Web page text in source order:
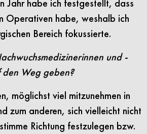
Jahr habe ich festgestellt, dass
Operativen habe, weshalb ich
Bereich fokussierte.
und -
Weg geben?
möglichst viel mitzunehmen in
zum anderen, sich vielleicht nicht
Richtung festzulegen bzw.